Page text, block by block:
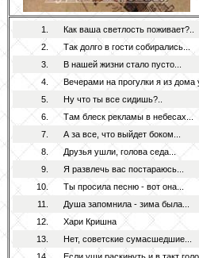
1.
Как ваша светлость поживает?..
2.
Так долго в гости собирались...
3.
В нашей жизни стало пусто...
4.
Вечерами на прогулки я из дома
5.
Ну что ты все сидишь?..
6.
Там блеск рекламы в небесах...
7.
А за все, что выйдет боком...
8.
Друзья ушли, голова седа...
9.
Я развлечь вас постараюсь...
10.
Ты просила песню - вот она...
11.
Душа запомнила - зима была...
12.
Хари Кришна
13.
Нет, советские сумасшедшие...